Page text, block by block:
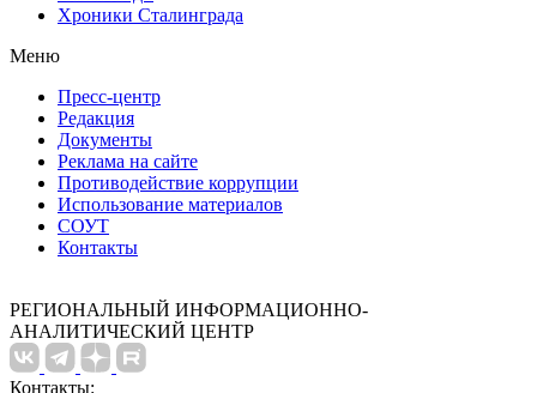
Хроники Сталинграда
Меню
Пресс-центр
Редакция
Документы
Реклама на сайте
Противодействие коррупции
Использование материалов
СОУТ
Контакты
РЕГИОНАЛЬНЫЙ ИНФОРМАЦИОННО-
АНАЛИТИЧЕСКИЙ ЦЕНТР
Контакты: